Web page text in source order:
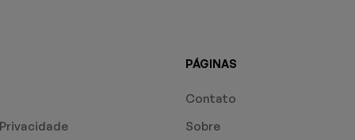
PÁGINAS
Contato
Sobre